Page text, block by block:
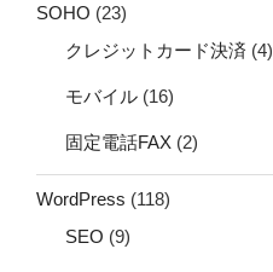
SOHO (23)
クレジットカード決済 (4)
モバイル (16)
固定電話FAX (2)
WordPress (118)
SEO (9)